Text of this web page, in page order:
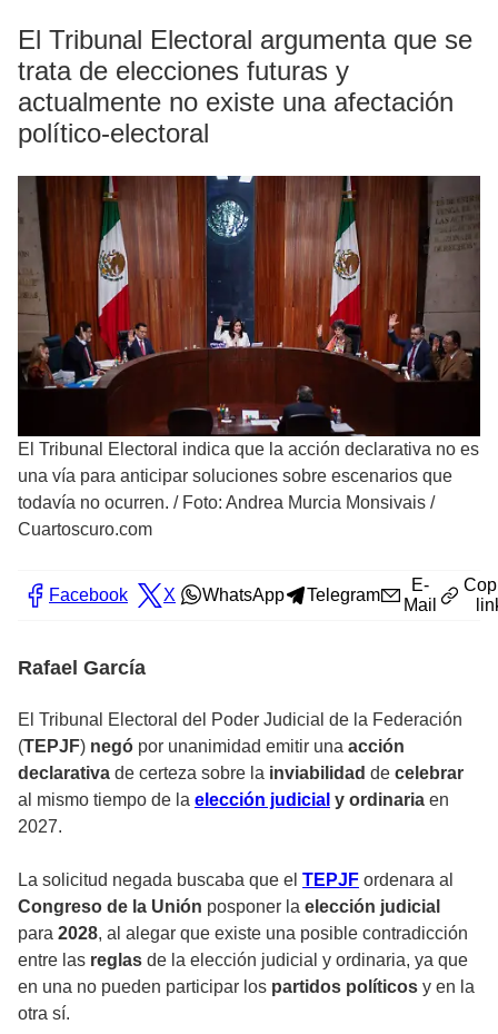
El Tribunal Electoral argumenta que se
trata de elecciones futuras y
actualmente no existe una afectación
político-electoral
El Tribunal Electoral indica que la acción declarativa no es
una vía para anticipar soluciones sobre escenarios que
todavía no ocurren. / Foto: Andrea Murcia Monsivais /
Cuartoscuro.com
Facebook X WhatsApp Telegram
E-
Mail
Rafael García
El Tribunal Electoral del Poder Judicial de la Federación
(TEPJF) negó por unanimidad emitir una acción
declarativa de certeza sobre la inviabilidad de celebrar
al mismo tiempo de la elección judicial y ordinaria en
2027.
La solicitud negada buscaba que el TEPJF ordenara al
Congreso de la Unión posponer la elección judicial
para 2028, al alegar que existe una posible contradicción
entre las reglas de la elección judicial y ordinaria, ya que
en una no pueden participar los partidos políticos y en la
otra sí.